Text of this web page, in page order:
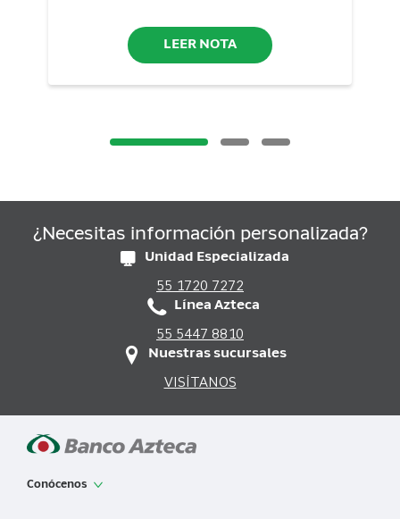
LEER NOTA
¿Necesitas información personalizada?
Unidad Especializada
55 1720 7272
Línea Azteca
55 5447 8810
Nuestras sucursales
VISÍTANOS
Conócenos